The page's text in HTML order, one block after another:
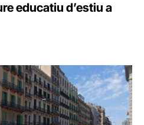
educatiu d’estiu a